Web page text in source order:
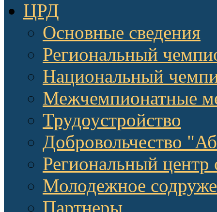
ЦРД
Основные сведения
Региональный
Национальный
Межчемпионатные
Трудоустройство
Добровольчество
Региональный центр
Молодежное
Партнеры